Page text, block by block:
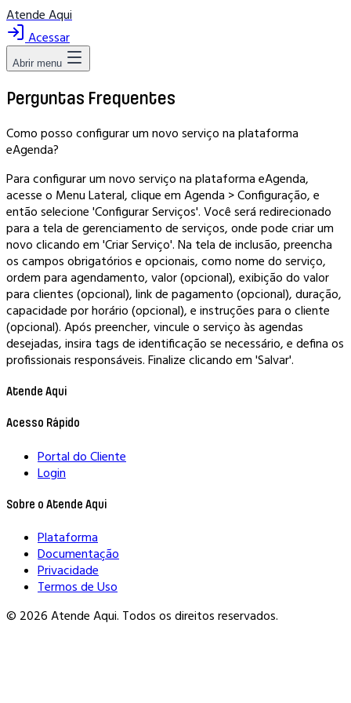
Atende Aqui
Acessar
Abrir menu
Perguntas Frequentes
Como posso configurar um novo serviço na plataforma
eAgenda?
Para configurar um novo serviço na plataforma eAgenda,
acesse o Menu Lateral, clique em Agenda > Configuração, e
então selecione 'Configurar Serviços'. Você será redirecionado
para a tela de gerenciamento de serviços, onde pode criar um
novo clicando em 'Criar Serviço'. Na tela de inclusão, preencha
os campos obrigatórios e opcionais, como nome do serviço,
ordem para agendamento, valor (opcional), exibição do valor
para clientes (opcional), link de pagamento (opcional), duração,
capacidade por horário (opcional), e instruções para o cliente
(opcional). Após preencher, vincule o serviço às agendas
desejadas, insira tags de identificação se necessário, e defina os
profissionais responsáveis. Finalize clicando em 'Salvar'.
Atende Aqui
Acesso Rápido
Portal do Cliente
Login
Sobre o Atende Aqui
Plataforma
Documentação
Privacidade
Termos de Uso
© 2026 Atende Aqui. Todos os direitos reservados.